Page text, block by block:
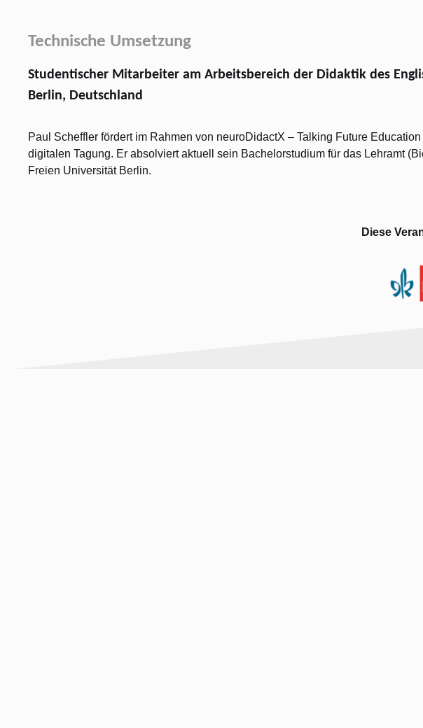
Technische Umsetzung
Studentischer Mitarbeiter am Arbeitsbereich der Didaktik des
Berlin, Deutschland
Paul Scheffler fördert im Rahmen von neuroDidactX – Talking Future
digitalen Tagung. Er absolviert aktuell sein Bachelorstudium für das Lehramt
Freien Universität Berlin.
Diese